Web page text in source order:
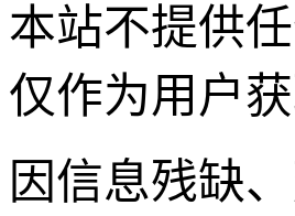
本站不提供
仅作为用户
因信息残缺